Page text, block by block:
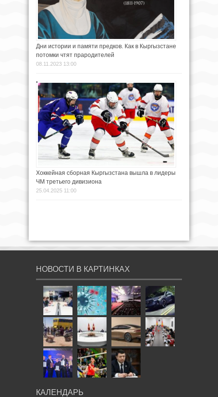
Дни истории и памяти предков. Как в Кыргызстане
потомки чтят прародителей
08.11.2023 13:00
Хоккейная сборная Кыргызстана вышла в лидеры
ЧМ третьего дивизиона
25.04.2025 11:00
НОВОСТИ В КАРТИНКАХ
КАЛЕНДАРЬ